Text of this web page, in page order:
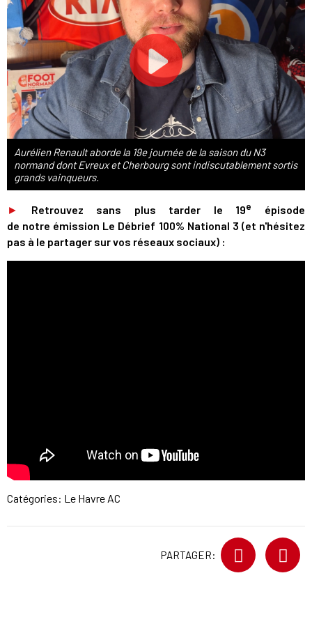
Aurélien Renault aborde la 19e journée de la saison du N3
normand dont Evreux et Cherbourg sont indiscutablement sortis
grands vainqueurs.
► Retrouvez sans plus tarder le 19e
épisode
de notre émission Le Débrief 100% National 3 (et n'hésitez
pas à le partager sur vos réseaux sociaux) :
Catégories: Le Havre AC
PARTAGER: